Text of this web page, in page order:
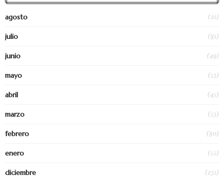
agosto (21)
julio (81)
junio (49)
mayo (53)
abril (45)
marzo (53)
febrero (80)
enero (55)
diciembre (231)